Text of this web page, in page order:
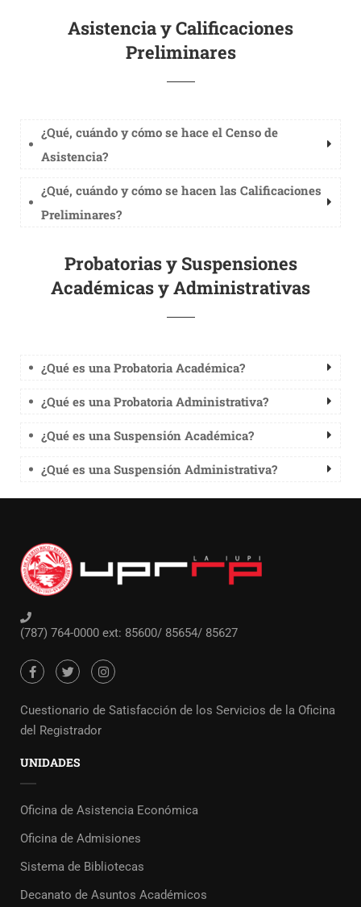
Asistencia y Calificaciones
Preliminares
¿Qué, cuándo y cómo se hace el Censo de
Asistencia?
¿Qué, cuándo y cómo se hacen las Calificaciones
Preliminares?
Probatorias y Suspensiones
Académicas y Administrativas
¿Qué es una Probatoria Académica?
¿Qué es una Probatoria Administrativa?
¿Qué es una Suspensión Académica?
¿Qué es una Suspensión Administrativa?
(787) 764-0000 ext: 85600/ 85654/ 85627
Cuestionario de Satisfacción de los Servicios de la Oficina
del Registrador
UNIDADES
Oficina de Asistencia Económica
Oficina de Admisiones
Sistema de Bibliotecas
Decanato de Asuntos Académicos